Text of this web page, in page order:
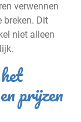
verwennen
breken. Dit
niet alleen
prijzen